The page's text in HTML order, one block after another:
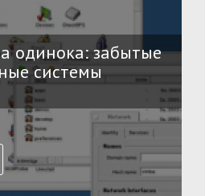
одинока: забытые
системы